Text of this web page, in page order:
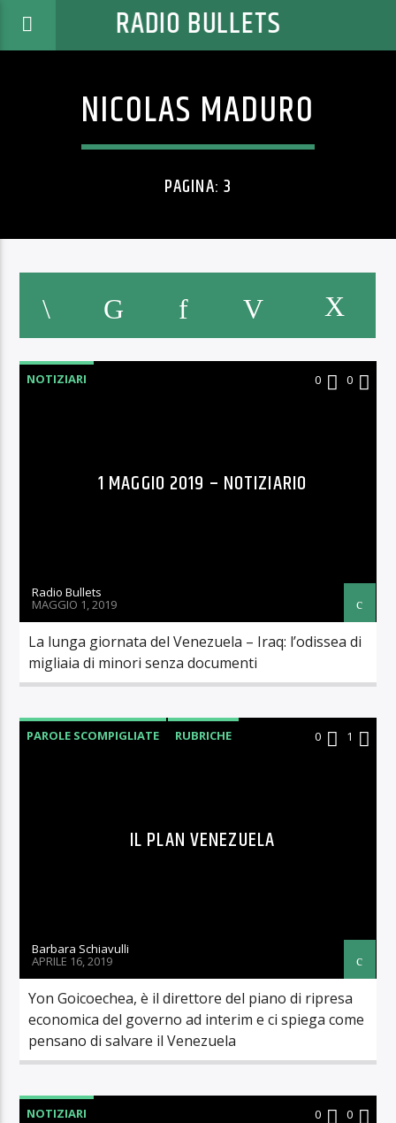
RADIO BULLETS
NICOLAS MADURO
PAGINA: 3
NOTIZIARI 0 0
1 MAGGIO 2019 – NOTIZIARIO
Radio Bullets
MAGGIO 1, 2019
La lunga giornata del Venezuela – Iraq: l’odissea di
migliaia di minori senza documenti
PAROLE SCOMPIGLIATE RUBRICHE 0 1
IL PLAN VENEZUELA
Barbara Schiavulli
APRILE 16, 2019
Yon Goicoechea, è il direttore del piano di ripresa
economica del governo ad interim e ci spiega come
pensano di salvare il Venezuela
NOTIZIARI 0 0